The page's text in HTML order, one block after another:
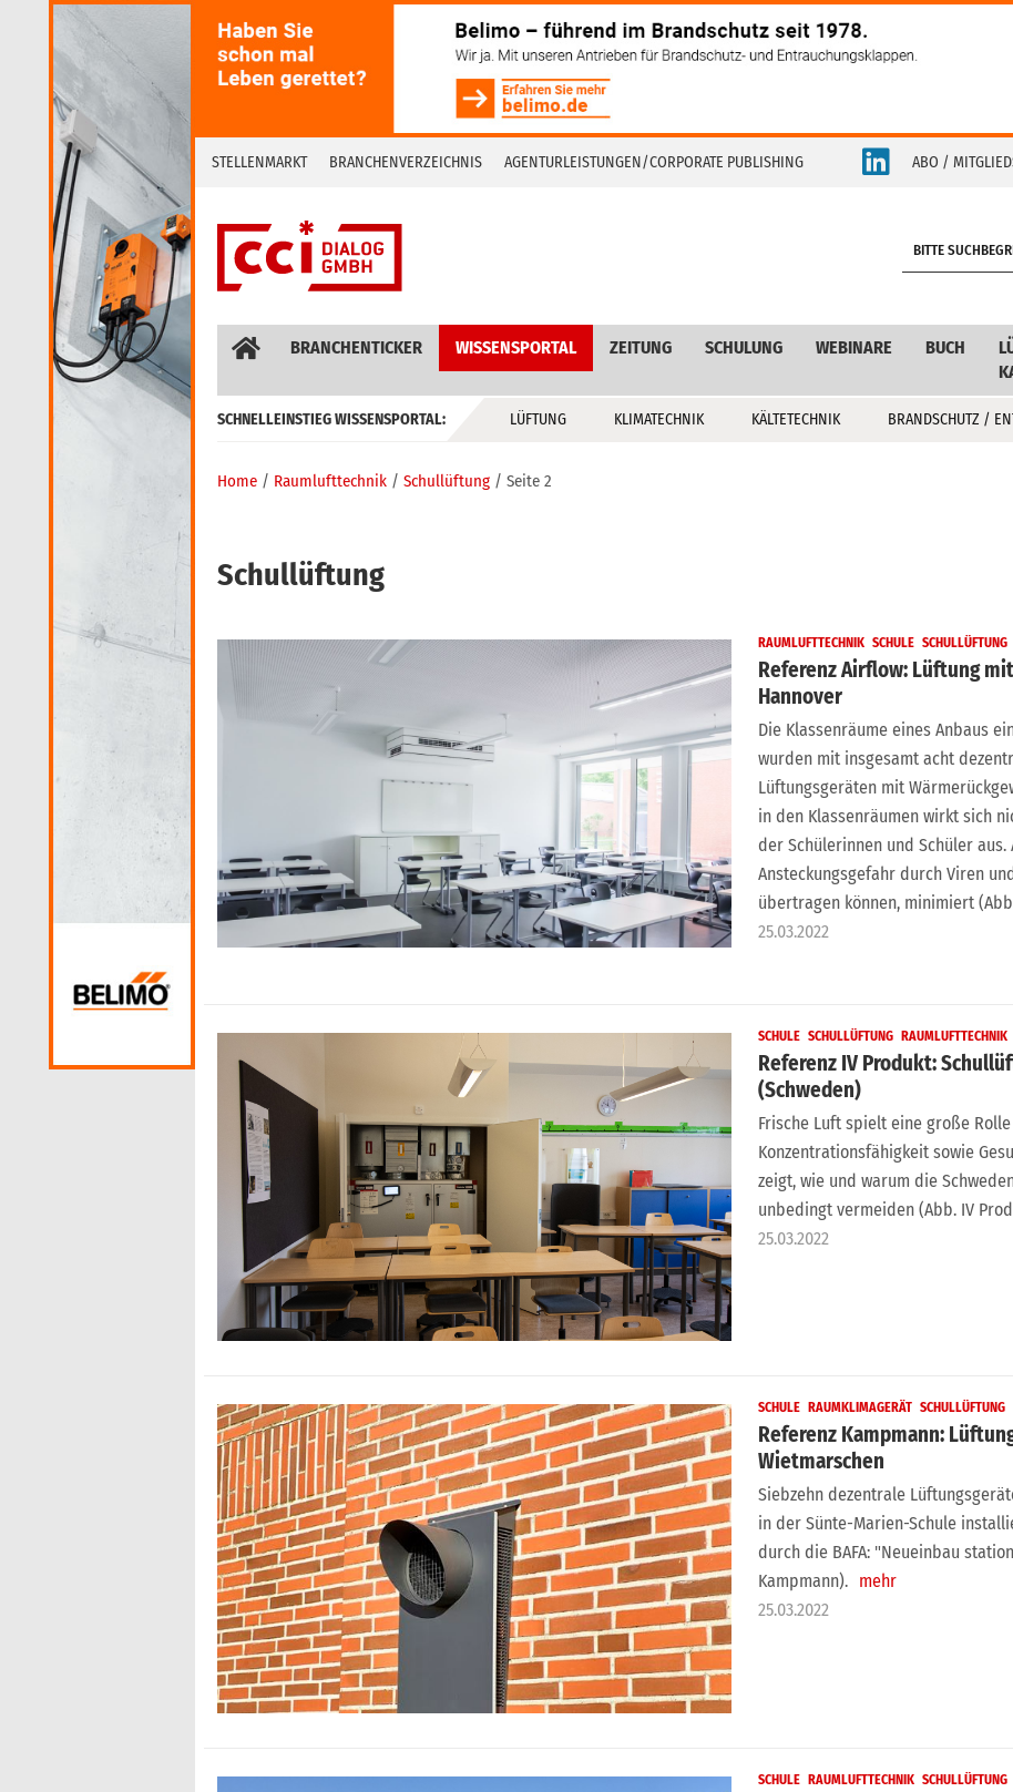
to
content
STELLENMARKT BRANCHENVERZEICHNIS AGENTURLEISTUNGEN/CORPORATE PUBLISHING ABO /
BRANCHENTICKER WISSENSPORTAL ZEITUNG SCHULUNG WEBINARE BUCH
SCHNELLEINSTIEG WISSENSPORTAL: LÜFTUNG KLIMATECHNIK KÄLTETECHNIK BRANDSCHUTZ /
Home Raumlufttechnik Schullüftung Seite 2
Schullüftung
RAUMLUFTTECHNIK SCHULE SCHULLÜFTUNG
Referenz Airflow: Lüftung
Hannover
Die Klassenräume eines Anbaus
wurden mit insgesamt acht
Lüftungsgeräten mit
in den Klassenräumen wirkt sich
der Schülerinnen und Schüler
Ansteckungsgefahr durch Viren
übertragen können, minimiert
25.03.2022
SCHULE SCHULLÜFTUNG RAUMLUFTTECHNIK
Referenz IV Produkt:
(Schweden)
Frische Luft spielt eine große
Konzentrationsfähigkeit sowie
zeigt, wie und warum die
unbedingt vermeiden (Abb. IV
25.03.2022
SCHULE RAUMKLIMAGERÄT SCHULLÜFTUNG
Referenz Kampmann:
Wietmarschen
Siebzehn dezentrale
in der Sünte-Marien-Schule
durch die BAFA: "Neueinbau
Kampmann). mehr
25.03.2022
SCHULE RAUMLUFTTECHNIK SCHULLÜFTUNG